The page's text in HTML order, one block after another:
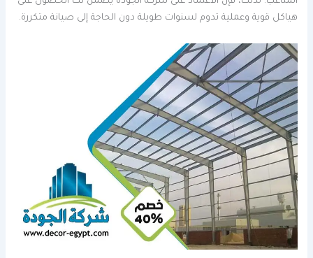
هياكل قوية وعملية تدوم لسنوات طويلة دون الحاجة إلى صيانة متكررة.